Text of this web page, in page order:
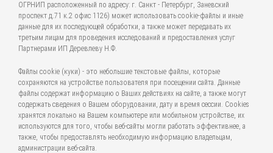
ОГРНИП расположенный по адресу: г. Санкт - Петербург, Заневский
проспект д.71 к.2 офис 1126) может использовать cookie-файлы и иные
данные для их последующей обработки, а также может передавать их
третьим лицам для проведения исследований и предоставления услуг
Партнерами ИП Деревлеву Н.Ф.
Файлы cookie (куки) - это небольшие текстовые файлы, которые
сохраняются на устройстве пользователя при посещении сайта. Данные
файлы содержат информацию о Ваших действиях на сайте, а также могут
содержать сведения о Вашем оборудовании, дату и время сессии. Cookies
хранятся локально на Вашем компьютере или мобильном устройстве, их
используются для того, чтобы веб-сайты могли работать эффективнее, а
также, чтобы предоставлять необходимую информацию владельцам,
администрации веб-сайта.